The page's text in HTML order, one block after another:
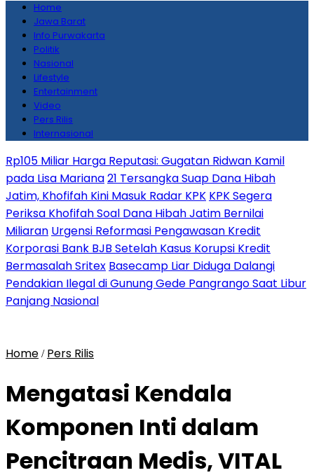
Home
Jawa Barat
Info Purwakarta
Politik
Nasional
Lifestyle
Entertainment
Video
Pers Rilis
Internasional
Rp105 Miliar Harga Reputasi: Gugatan Ridwan Kamil
pada Lisa Mariana21 Tersangka Suap Dana Hibah
Jatim, Khofifah Kini Masuk Radar KPK KPK Segera
Periksa Khofifah Soal Dana Hibah Jatim Bernilai
Miliaran Urgensi Reformasi Pengawasan Kredit
Korporasi Bank BJB Setelah Kasus Korupsi Kredit
Bermasalah Sritex Basecamp Liar Diduga Dalangi
Pendakian Ilegal di Gunung Gede Pangrango Saat Libur
Panjang Nasional
Home / Pers Rilis
Mengatasi Kendala
Komponen Inti dalam
Pencitraan Medis, VITAL